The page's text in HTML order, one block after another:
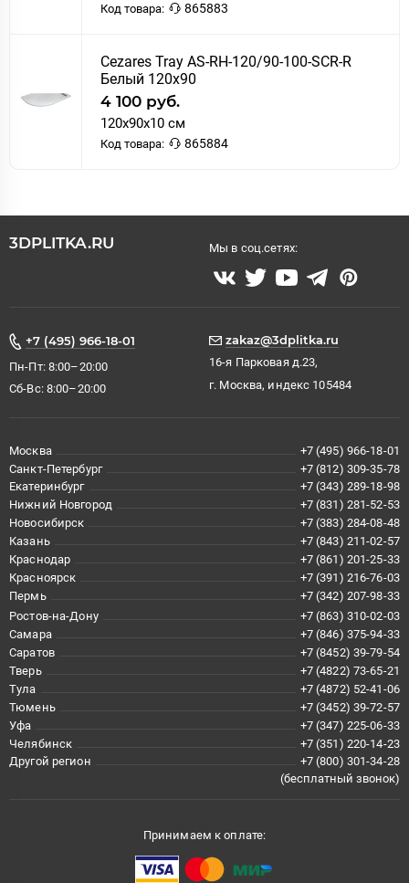
Код товара: 865883
Cezares Tray AS-RH-120/90-100-SCR-R
Белый 120х90
4 100 руб.
120x90x10 см
Код товара: 865884
3DPLITKA.RU Мы в соц.сетях:
+7 (495) 966-18-01
Пн-Пт: 8:00–20:00
Сб-Вс: 8:00–20:00
zakaz@3dplitka.ru
16-я Парковая д.23,
г. Москва, индекс 105484
Москва
+7 (495) 966-18-01
Санкт-Петербург
+7 (812) 309-35-78
Екатеринбург
+7 (343) 289-18-98
Нижний Новгород
+7 (831) 281-52-53
Новосибирск
+7 (383) 284-08-48
Казань
+7 (843) 211-02-57
Краснодар
+7 (861) 201-25-33
Красноярск
+7 (391) 216-76-03
Пермь
+7 (342) 207-98-33
Ростов-на-Дону
+7 (863) 310-02-03
Самара
+7 (846) 375-94-33
Саратов
+7 (8452) 39-79-54
Тверь
+7 (4822) 73-65-21
Тула
+7 (4872) 52-41-06
Тюмень
+7 (3452) 39-72-57
Уфа
+7 (347) 225-06-33
Челябинск
+7 (351) 220-14-23
Другой регион
+7 (800) 301-34-28
(бесплатный звонок)
Принимаем к оплате: